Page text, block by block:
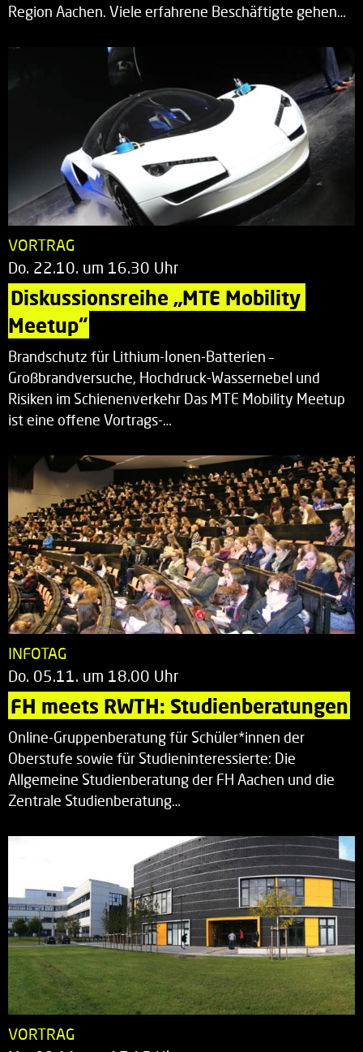
Region Aachen. Viele erfahrene Beschäftigte gehen…
VORTRAG
Do. 22.10. um 16.30 Uhr
Diskussionsreihe „MTE Mobility
Meetup“
Brandschutz für Lithium-Ionen-Batterien –
Großbrandversuche, Hochdruck-Wassernebel und
Risiken im Schienenverkehr Das MTE Mobility Meetup
ist eine offene Vortrags-…
INFOTAG
Do. 05.11. um 18.00 Uhr
FH meets RWTH: Studienberatungen
Online-Gruppenberatung für Schüler*innen der
Oberstufe sowie für Studieninteressierte: Die
Allgemeine Studienberatung der FH Aachen und die
Zentrale Studienberatung…
VORTRAG